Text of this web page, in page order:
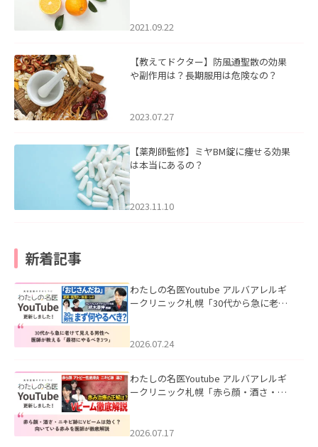
2021.09.22
【教えてドクター】防風通聖散の効果
や副作用は？長期服用は危険なの？
2023.07.27
【薬剤師監修】ミヤBM錠に痩せる効果
は本当にあるの？
2023.11.10
新着記事
わたしの名医Youtube アルバアレルギ
ークリニック札幌「30代から急に老け
た。
2026.07.24
わたしの名医Youtube アルバアレルギ
ークリニック札幌「赤ら顔・酒さ・ニ
した。
2026.07.17